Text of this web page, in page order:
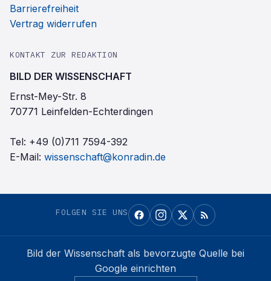
Barrierefreiheit
Vertrag widerrufen
KONTAKT ZUR REDAKTION
BILD DER WISSENSCHAFT
Ernst-Mey-Str. 8
70771 Leinfelden-Echterdingen
Tel: +49 (0)711 7594-392
E-Mail: wissenschaft@konradin.de
FOLGEN SIE UNS
Bild der Wissenschaft als bevorzugte Quelle bei
Google einrichten